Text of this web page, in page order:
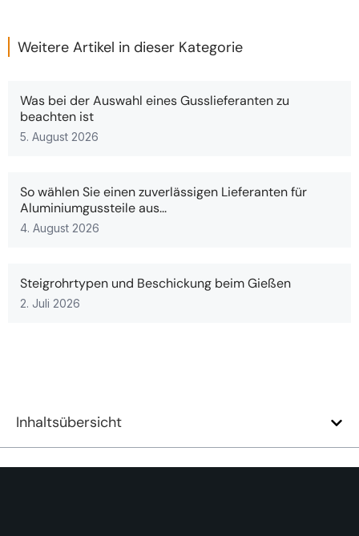
Weitere Artikel in dieser Kategorie
Was bei der Auswahl eines Gusslieferanten zu
beachten ist
5. August 2026
So wählen Sie einen zuverlässigen Lieferanten für
Aluminiumgussteile aus...
4. August 2026
Steigrohrtypen und Beschickung beim Gießen
2. Juli 2026
Inhaltsübersicht